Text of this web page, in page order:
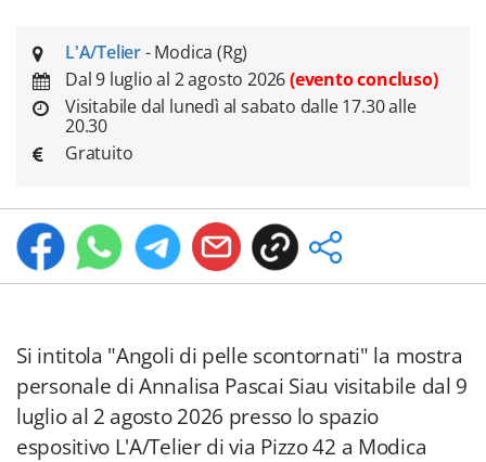
L'A/Telier- Modica (Rg)
Dal 9 luglio al 2 agosto 2026(evento concluso)
Visitabile dal lunedì al sabato dalle 17.30 alle
20.30
Gratuito
Si intitola "Angoli di pelle scontornati" la mostra
personale di Annalisa Pascai Siau visitabile dal 9
luglio al 2 agosto 2026 presso lo spazio
espositivo L'A/Telier di via Pizzo 42 a Modica